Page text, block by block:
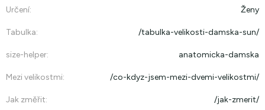
Určení: Ženy
Tabulka: /tabulka-velikosti-damska-sun/
size-helper: anatomicka-damska
Mezi velikostmi: /co-kdyz-jsem-mezi-dvemi-velikostmi/
Jak změřit: /jak-zmerit/